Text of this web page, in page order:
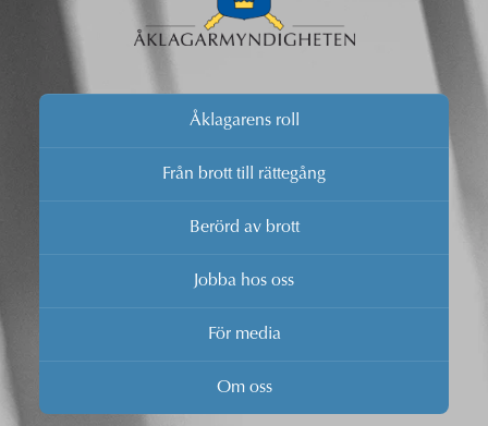
Åklagarens roll
Från brott till rättegång
Berörd av brott
Jobba hos oss
För media
Om oss